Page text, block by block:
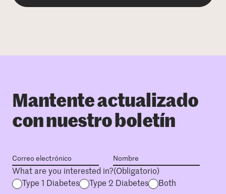
Mantente actualizado
con nuestro boletín
What are you interested in?(Obligatorio)
Type 1 Diabetes
Type 2 Diabetes Both